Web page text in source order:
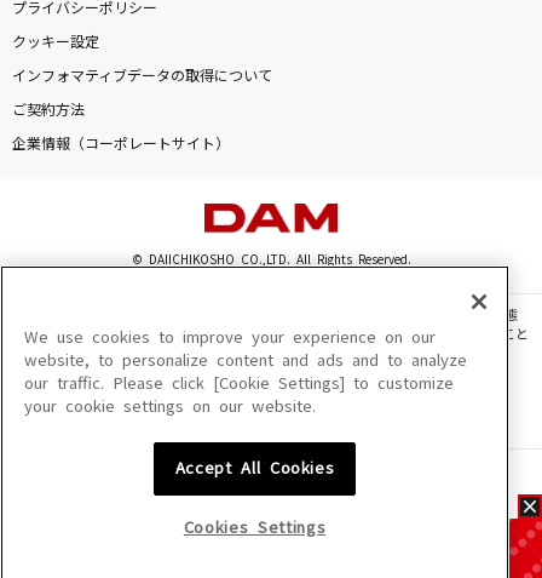
プライバシーポリシー
クッキー設定
インフォマティブデータの取得について
ご契約方法
企業情報（コーポレートサイト）
© DAIICHIKOSHO CO.,LTD. All Rights Reserved.
このサイトに掲載されている一切の文章・画像・写真・動画・音声等を、手段や形態
を問わず、著作権法の定める範囲を超えて無断で複製、転載、ファイル化などすること
を禁じます。
楽曲及びコンテンツは、機種によりご利用いただけない場合があります。
楽曲及びコンテンツの配信日、配信内容が変更になる場合があります。
We use cookies to improve your experience on our
website, to personalize content and ads and to analyze
our traffic. Please click [Cookie Settings] to customize
your cookie settings on our website.
Accept All Cookies
Cookies Settings